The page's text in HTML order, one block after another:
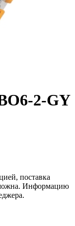
2-GY
поставка
Информацию